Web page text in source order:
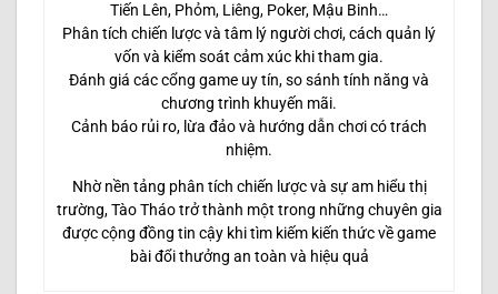
Tiến Lên, Phỏm, Liêng, Poker, Mậu Binh…
Phân tích chiến lược và tâm lý người chơi, cách quản lý
vốn và kiểm soát cảm xúc khi tham gia.
Đánh giá các cổng game uy tín, so sánh tính năng và
chương trình khuyến mãi.
Cảnh báo rủi ro, lừa đảo và hướng dẫn chơi có trách
nhiệm.
Nhờ nền tảng phân tích chiến lược và sự am hiểu thị
trường, Tào Tháo trở thành một trong những chuyên gia
được cộng đồng tin cậy khi tìm kiếm kiến thức về game
bài đổi thưởng an toàn và hiệu quả